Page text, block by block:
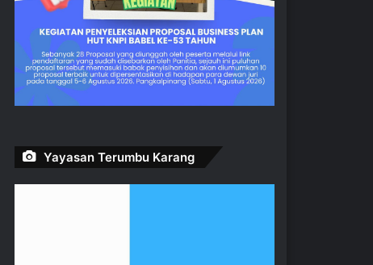
Yayasan Terumbu Karang